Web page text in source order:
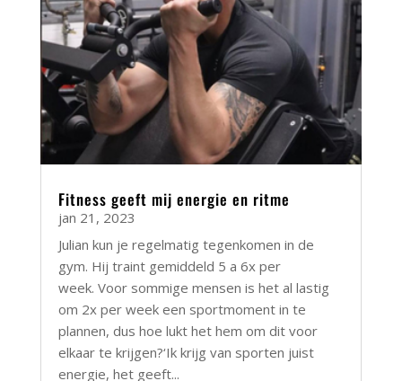
Fitness geeft mij energie en ritme
jan 21, 2023
Julian kun je regelmatig tegenkomen in de
gym. Hij traint gemiddeld 5 a 6x per
week. Voor sommige mensen is het al lastig
om 2x per week een sportmoment in te
plannen, dus hoe lukt het hem om dit voor
elkaar te krijgen?‘Ik krijg van sporten juist
energie, het geeft...